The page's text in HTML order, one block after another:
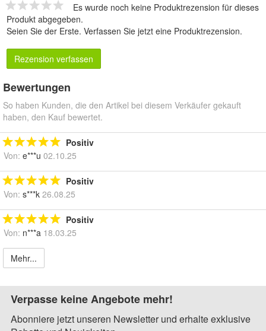
Es wurde noch keine Produktrezension für dieses
Produkt abgegeben.
Seien Sie der Erste. Verfassen Sie jetzt eine Produktrezension.
Rezension verfassen
Bewertungen
So haben Kunden, die den Artikel bei diesem Verkäufer gekauft
haben, den Kauf bewertet.
Positiv
Von: e***u 02.10.25
Positiv
Von: s***k 26.08.25
Positiv
Von: n***a 18.03.25
Mehr...
Verpasse keine Angebote mehr!
Abonniere jetzt unseren Newsletter und erhalte exklusive